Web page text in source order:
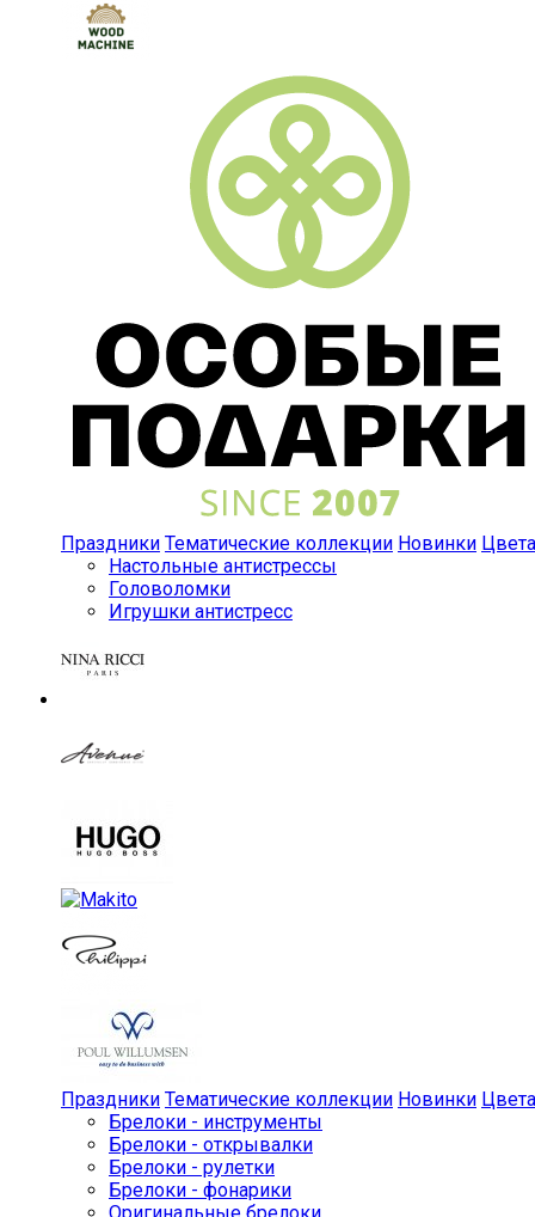
Праздники Тематические коллекции Новинки Цвета
Настольные антистрессы
Головоломки
Игрушки антистресс
Праздники Тематические коллекции Новинки Цвета
Брелоки - инструменты
Брелоки - открывалки
Брелоки - рулетки
Брелоки - фонарики